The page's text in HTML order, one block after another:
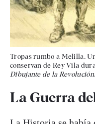
Tropas rumbo a Melilla.
conservan de Rey Vila
Dibujante de la Revolución.
La Guerra